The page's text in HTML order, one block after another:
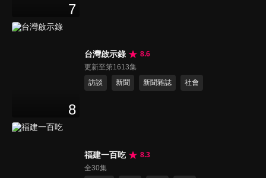
7
8
台灣啟示錄
8.6
更新至第1613集
訪談
新聞 新聞雜誌 社會
福建一百吃
8.3
全30集